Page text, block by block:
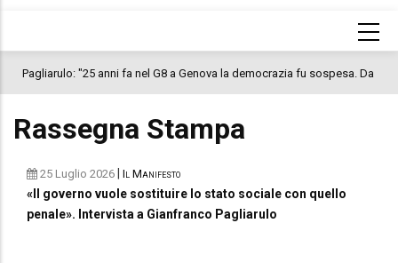
Pagliarulo: "25 anni fa nel G8 a Genova la democrazia fu sospesa. Da
colloca la morte di Abderrahim Fakir"
Rassegna Stampa
25 Luglio 2026 Il Manifesto
«Il governo vuole sostituire lo stato sociale con quello
penale». Intervista a Gianfranco Pagliarulo